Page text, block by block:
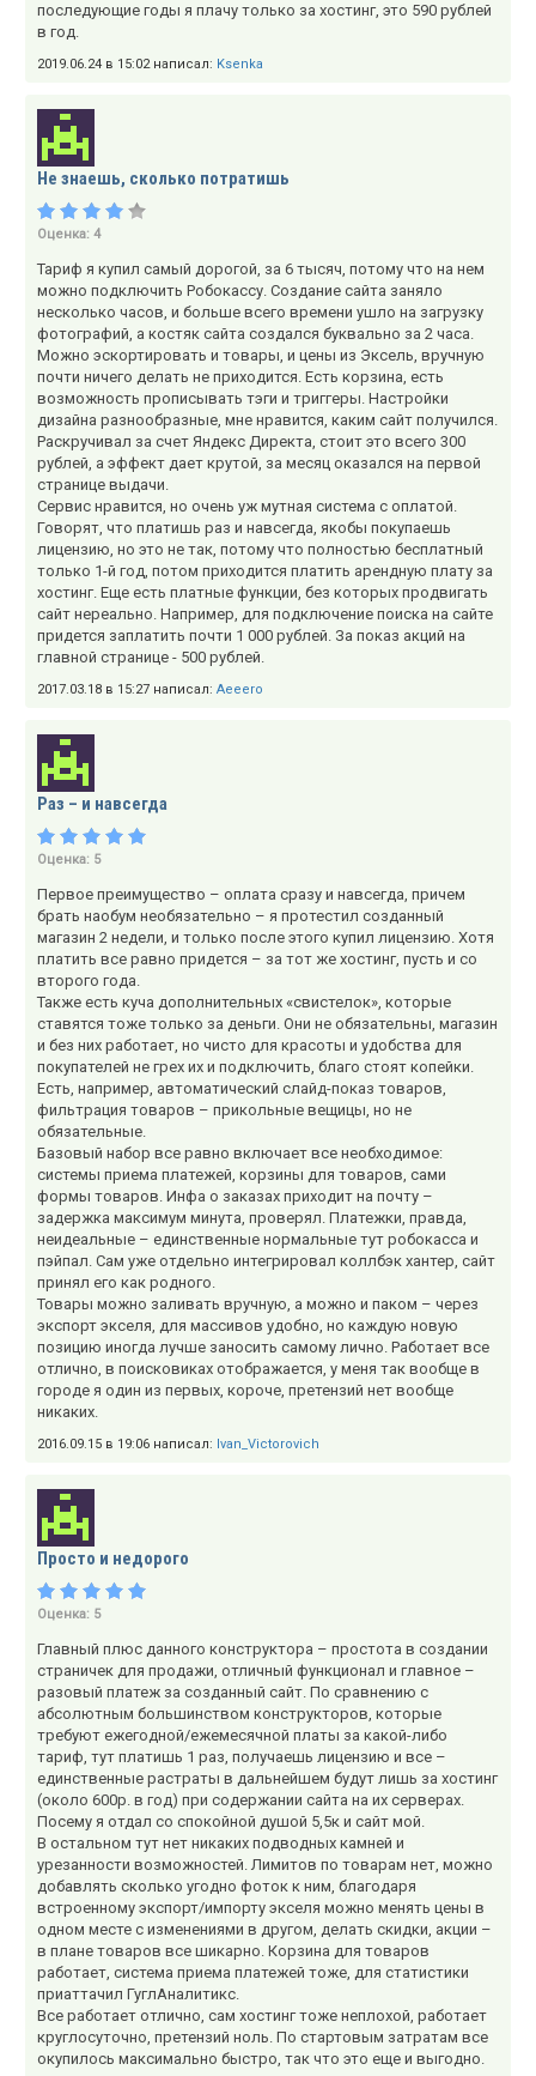
последующие годы я плачу только за хостинг, это 590 рублей
в год.
2019.06.24 в 15:02 написал: Ksenka
Не знаешь, сколько потратишь
Оценка: 4
Тариф я купил самый дорогой, за 6 тысяч, потому что на нем
можно подключить Робокассу. Создание сайта заняло
несколько часов, и больше всего времени ушло на загрузку
фотографий, а костяк сайта создался буквально за 2 часа.
Можно эскортировать и товары, и цены из Эксель, вручную
почти ничего делать не приходится. Есть корзина, есть
возможность прописывать тэги и триггеры. Настройки
дизайна разнообразные, мне нравится, каким сайт получился.
Раскручивал за счет Яндекс Директа, стоит это всего 300
рублей, а эффект дает крутой, за месяц оказался на первой
странице выдачи.
Сервис нравится, но очень уж мутная система с оплатой.
Говорят, что платишь раз и навсегда, якобы покупаешь
лицензию, но это не так, потому что полностью бесплатный
только 1-й год, потом приходится платить арендную плату за
хостинг. Еще есть платные функции, без которых продвигать
сайт нереально. Например, для подключение поиска на сайте
придется заплатить почти 1 000 рублей. За показ акций на
главной странице - 500 рублей.
2017.03.18 в 15:27 написал: Aeeero
Раз – и навсегда
Оценка: 5
Первое преимущество – оплата сразу и навсегда, причем
брать наобум необязательно – я протестил созданный
магазин 2 недели, и только после этого купил лицензию. Хотя
платить все равно придется – за тот же хостинг, пусть и со
второго года.
Также есть куча дополнительных «свистелок», которые
ставятся тоже только за деньги. Они не обязательны, магазин
и без них работает, но чисто для красоты и удобства для
покупателей не грех их и подключить, благо стоят копейки.
Есть, например, автоматический слайд-показ товаров,
фильтрация товаров – прикольные вещицы, но не
обязательные.
Базовый набор все равно включает все необходимое:
системы приема платежей, корзины для товаров, сами
формы товаров. Инфа о заказах приходит на почту –
задержка максимум минута, проверял. Платежки, правда,
неидеальные – единственные нормальные тут робокасса и
пэйпал. Сам уже отдельно интегрировал коллбэк хантер, сайт
принял его как родного.
Товары можно заливать вручную, а можно и паком – через
экспорт экселя, для массивов удобно, но каждую новую
позицию иногда лучше заносить самому лично. Работает все
отлично, в поисковиках отображается, у меня так вообще в
городе я один из первых, короче, претензий нет вообще
никаких.
2016.09.15 в 19:06 написал: Ivan_Victorovich
Просто и недорого
Оценка: 5
Главный плюс данного конструктора – простота в создании
страничек для продажи, отличный функционал и главное –
разовый платеж за созданный сайт. По сравнению с
абсолютным большинством конструкторов, которые
требуют ежегодной/ежемесячной платы за какой-либо
тариф, тут платишь 1 раз, получаешь лицензию и все –
единственные растраты в дальнейшем будут лишь за хостинг
(около 600р. в год) при содержании сайта на их серверах.
Посему я отдал со спокойной душой 5,5к и сайт мой.
В остальном тут нет никаких подводных камней и
урезанности возможностей. Лимитов по товарам нет, можно
добавлять сколько угодно фоток к ним, благодаря
встроенному экспорт/импорту экселя можно менять цены в
одном месте с изменениями в другом, делать скидки, акции –
в плане товаров все шикарно. Корзина для товаров
работает, система приема платежей тоже, для статистики
приаттачил ГуглАналитикс.
Все работает отлично, сам хостинг тоже неплохой, работает
круглосуточно, претензий ноль. По стартовым затратам все
окупилось максимально быстро, так что это еще и выгодно.